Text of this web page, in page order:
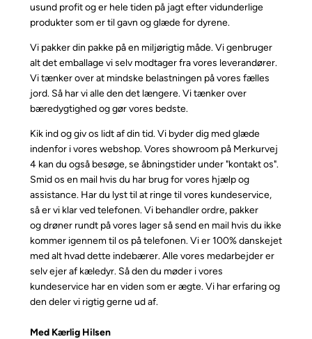
usund profit og er hele tiden på jagt efter vidunderlige
produkter som er til gavn og glæde for dyrene.
Vi pakker din pakke på en miljørigtig måde. Vi genbruger
alt det emballage vi selv modtager fra vores leverandører.
Vi tænker over at mindske belastningen på vores fælles
jord. Så har vi alle den det længere. Vi tænker over
bæredygtighed og gør vores bedste.
Kik ind og giv os lidt af din tid. Vi byder dig med glæde
indenfor i vores webshop. Vores showroom på Merkurvej
4 kan du også besøge, se åbningstider under "kontakt os".
Smid os en mail hvis du har brug for vores hjælp og
assistance. Har du lyst til at ringe til vores kundeservice,
så er vi klar ved telefonen. Vi behandler ordre, pakker
og drøner rundt på vores lager så send en mail hvis du ikke
kommer igennem til os på telefonen. Vi er 100% danskejet
med alt hvad dette indebærer. Alle vores medarbejder er
selv ejer af kæledyr. Så den du møder i vores
kundeservice har en viden som er ægte. Vi har erfaring og
den deler vi rigtig gerne ud af.
Med Kærlig Hilsen